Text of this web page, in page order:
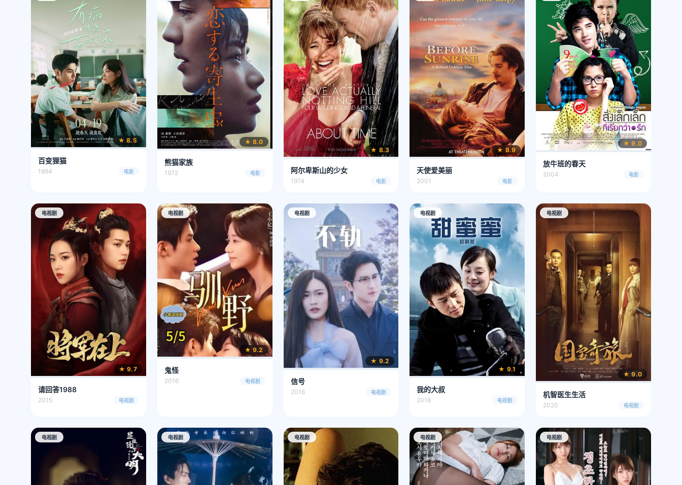
★ 8.5
百变狸猫
1994 电影
★ 8.0
熊猫家族
1972 电影
★ 8.3
阿尔卑斯山的少女
1974 电影
★ 8.9
天使爱美丽
2001 电影
★ 9.0
放牛班的春天
2004 电影
电视剧
★ 9.7
请回答1988
2015 电视剧
电视剧
★ 9.2
鬼怪
2016 电视剧
电视剧
★ 9.2
信号
2016 电视剧
电视剧
★ 9.1
我的大叔
2018 电视剧
电视剧
★ 9.0
机智医生生活
2020 电视剧
电视剧 电视剧 电视剧 电视剧 电视剧